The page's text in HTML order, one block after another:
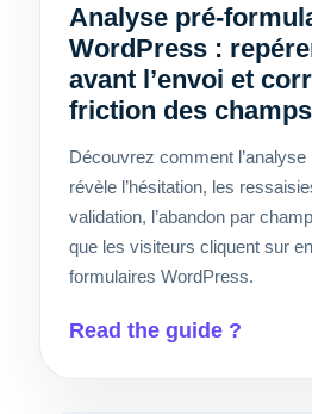
Analyse pré-
WordPress :
avant l’envoi et
friction des champs
Découvrez comment
révèle l’hésitation, les
validation, l’abandon par
que les visiteurs cliquent sur
formulaires WordPress.
Read the guide ?